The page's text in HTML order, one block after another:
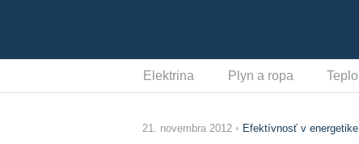
Elektrina Plyn a ropa Teplo
21. novembra 2012 Efektívnosť v energetike